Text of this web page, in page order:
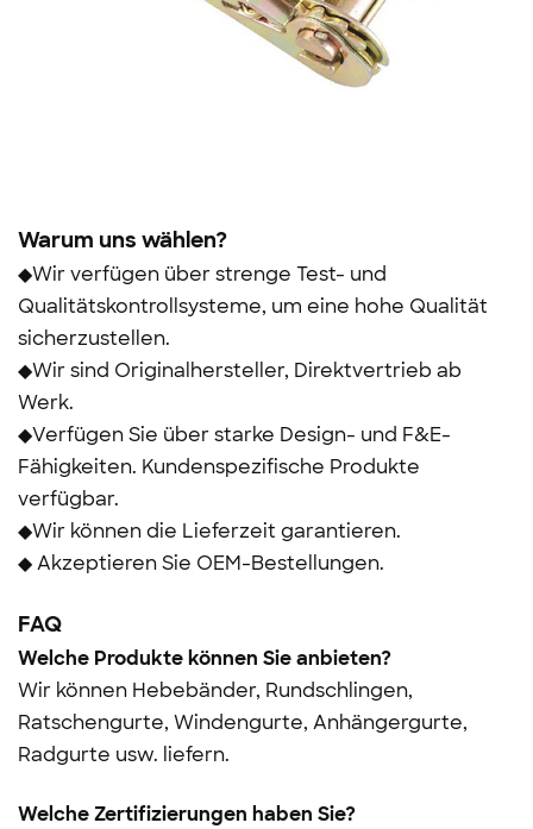
Warum uns wählen?
◆Wir verfügen über strenge Test- und
Qualitätskontrollsysteme, um eine hohe Qualität
sicherzustellen.
◆Wir sind Originalhersteller, Direktvertrieb ab
Werk.
◆Verfügen Sie über starke Design- und F&E-
Fähigkeiten. Kundenspezifische Produkte
verfügbar.
◆Wir können die Lieferzeit garantieren.
◆ Akzeptieren Sie OEM-Bestellungen.
FAQ
Welche Produkte können Sie anbieten?
Wir können Hebebänder, Rundschlingen,
Ratschengurte, Windengurte, Anhängergurte,
Radgurte usw. liefern.
Welche Zertifizierungen haben Sie?